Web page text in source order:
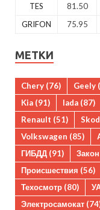
TES
81.50
GRIFON
75.95
МЕТКИ
Chery (76) Geely
Kia (91) lada (87)
Renault (51)
Volkswagen (85)
ГИБДД (91) Закон
Происшествия (56)
Техосмотр (80)
Электросамокат